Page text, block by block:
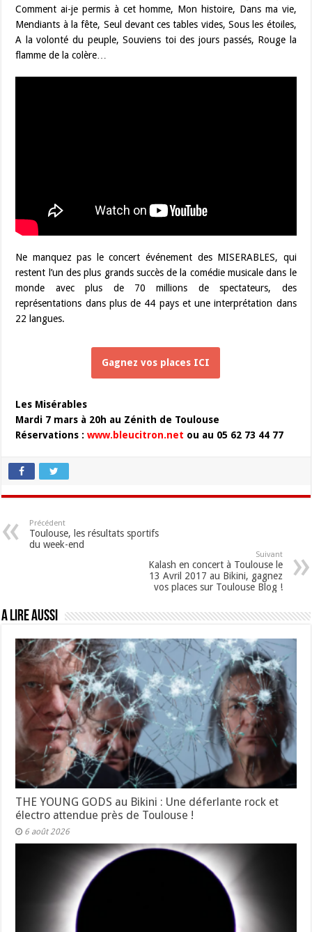
Comment ai-je permis à cet homme, Mon histoire, Dans ma vie,
Mendiants à la fête, Seul devant ces tables vides, Sous les étoiles,
A la volonté du peuple, Souviens toi des jours passés, Rouge la
flamme de la colère…
Ne manquez pas le concert événement des MISERABLES, qui
restent l’un des plus grands succès de la comédie musicale dans le
monde avec plus de 70 millions de spectateurs, des
représentations dans plus de 44 pays et une interprétation dans
22 langues.
Gagnez vos places ICI
Les Misérables
Mardi 7 mars à 20h au Zénith de Toulouse
Réservations :www.bleucitron.net ou au 05 62 73 44 77
Précédent
Toulouse, les résultats sportifs
du week-end
Suivant
Kalash en concert à Toulouse le
13 Avril 2017 au Bikini, gagnez
vos places sur Toulouse Blog !
A lire aussi
THE YOUNG GODS au Bikini : Une déferlante rock et
électro attendue près de Toulouse !
6 août 2026